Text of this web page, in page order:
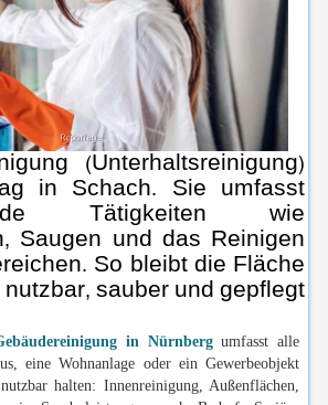
(Unterhaltsreinigung)
in Schach. Sie umfasst
Tätigkeiten wie
Saugen und das Reinigen
So bleibt die Fläche
nutzbar, sauber und gepflegt
in Nürnbergumfasst alle
eine Wohnanlage oder ein Gewerbeobjekt
halten: Innenreinigung, Außenflächen,